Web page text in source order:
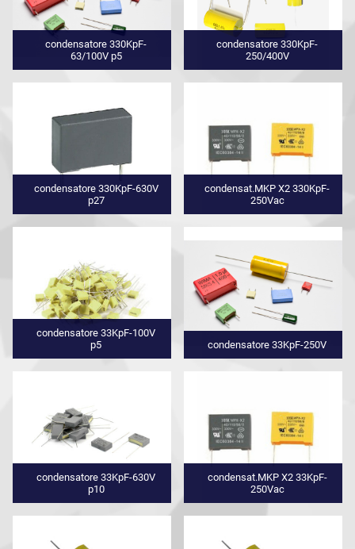
condensatore 330KpF-
63/100V p5
condensatore 330KpF-
250/400V
condensatore 330KpF-630V
p27
condensat.MKP X2 330KpF-
250Vac
condensatore 33KpF-100V
p5
condensatore 33KpF-250V
condensatore 33KpF-630V
p10
condensat.MKP X2 33KpF-
250Vac